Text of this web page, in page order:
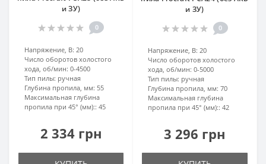
и ЗУ)
0
Напряжение, В: 20
Число оборотов холостого
хода, об/мин: 0-4500
Тип пилы: ручная
Глубина пропила, мм: 55
Максимальная глубина
пропила при 45° (мм):: 45
2 334 грн
и ЗУ)
0
Напряжение, В: 20
Число оборотов холостого
хода, об/мин: 0-5000
Тип пилы: ручная
Глубина пропила, мм: 70
Максимальная глубина
пропила при 45° (мм):: 42
3 296 грн